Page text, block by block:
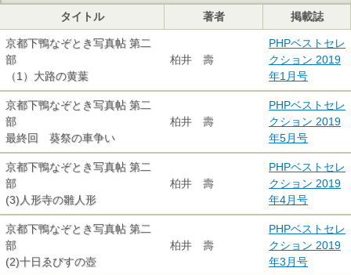
タイトル 著者 掲載誌
京都下鴨なぞとき写真帖 第二
部
（1）大路の黄葉
柏井 壽
PHPベストセレ
クション 2019
年1月号
京都下鴨なぞとき写真帖 第二
部
最終回 葵祭の車争い
柏井 壽
PHPベストセレ
クション 2019
年5月号
京都下鴨なぞとき写真帖 第二
部
(3)人形寺の雛人形
柏井 壽
PHPベストセレ
クション 2019
年4月号
京都下鴨なぞとき写真帖 第二
部
(2)十日ゑびすの壺
柏井 壽
PHPベストセレ
クション 2019
年3月号